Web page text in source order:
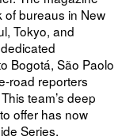
of bureaus in New
Tokyo, and
Bogotá, São Paolo
road reporters
team’s deep
offer has now
Series.